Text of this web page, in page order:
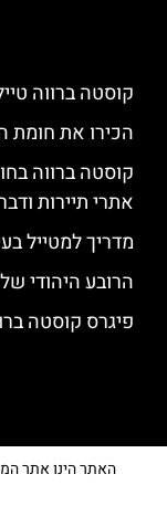
קוסטה ברווה
הכירו את חומת
קוסטה ברווה
אתרי תיירות
מדריך למטייל
הרובע היהודי של
פיגרס קוסטה
האתר הינו אתר